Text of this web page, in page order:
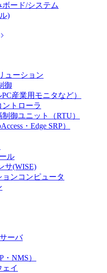
ード/システム
)
ューション
御
産業用モニタなど）
トローラ
御ユニット（RTU）
・Edge SRP）
ル
サ(WISE)
ンコンピュータ
ーバ
NMS）
イ